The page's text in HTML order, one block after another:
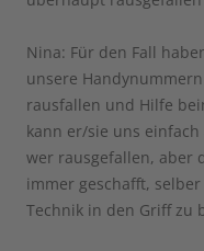
Nina: Für den Fall
unsere
rausfallen und Hilfe
kann er/sie uns
wer rausgefallen, aber
immer geschafft,
Technik in den Griff zu